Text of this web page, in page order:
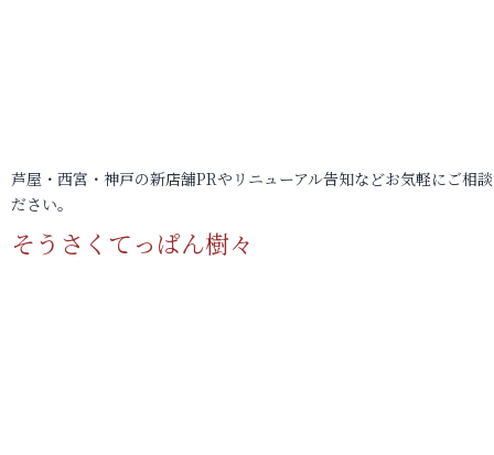
芦屋・西宮・神戸の新店舗PRやリニューアル告知などお気軽にご相
ださい。
そうさくてっぱん樹々